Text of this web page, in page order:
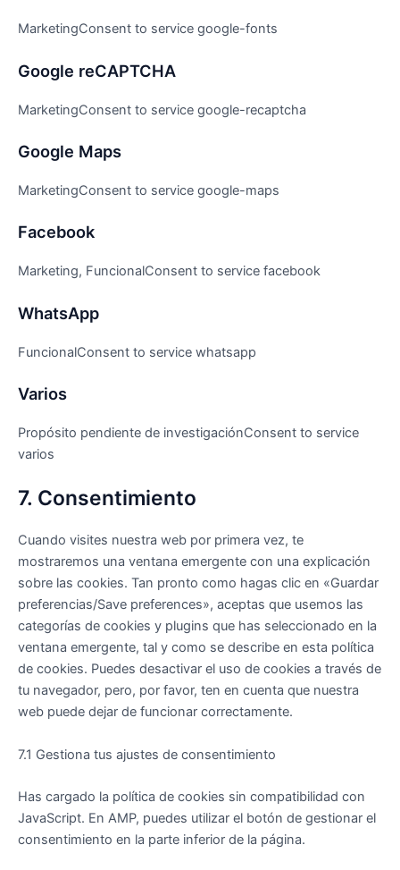
MarketingConsent to service google-fonts
Google reCAPTCHA
MarketingConsent to service google-recaptcha
Google Maps
MarketingConsent to service google-maps
Facebook
Marketing, FuncionalConsent to service facebook
WhatsApp
FuncionalConsent to service whatsapp
Varios
Propósito pendiente de investigaciónConsent to service
varios
7. Consentimiento
Cuando visites nuestra web por primera vez, te
mostraremos una ventana emergente con una explicación
sobre las cookies. Tan pronto como hagas clic en «Guardar
preferencias/Save preferences», aceptas que usemos las
categorías de cookies y plugins que has seleccionado en la
ventana emergente, tal y como se describe en esta política
de cookies. Puedes desactivar el uso de cookies a través de
tu navegador, pero, por favor, ten en cuenta que nuestra
web puede dejar de funcionar correctamente.
7.1 Gestiona tus ajustes de consentimiento
Has cargado la política de cookies sin compatibilidad con
JavaScript. En AMP, puedes utilizar el botón de gestionar el
consentimiento en la parte inferior de la página.